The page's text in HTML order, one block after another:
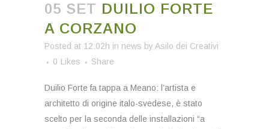
05 SET DUILIO FORTE
A CORZANO
Posted at 12:02h in news by Asilo dei Creativi
0 Likes Share
Duilio Forte fa tappa a Meano: l’artista e
architetto di origine italo-svedese, è stato
scelto per la seconda delle installazioni “a